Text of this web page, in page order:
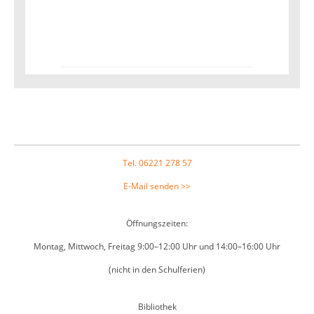
Tel. 06221 278 57
E-Mail senden >>
Öffnungszeiten:
Montag, Mittwoch, Freitag 9:00–12:00 Uhr und 14:00–16:00 Uhr
(nicht in den Schulferien)
Bibliothek